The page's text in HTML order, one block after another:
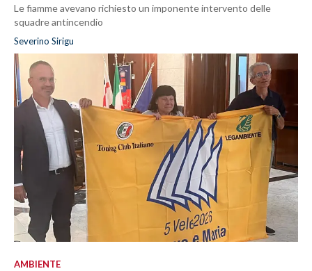
Le fiamme avevano richiesto un imponente intervento delle
squadre antincendio
Severino Sirigu
AMBIENTE